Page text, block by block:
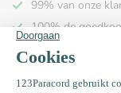
99% van onze
100% de
Gratis